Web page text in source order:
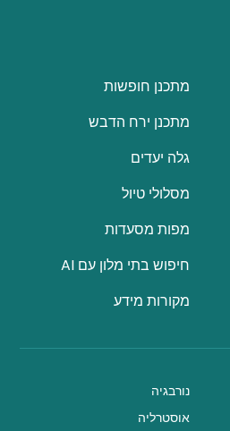
מתכנן חופשות
מתכנן ירח הדבש
גלה יעדים
מסלולי טיול
מפות מסעדות
חיפוש בתי מלון עם AI
מקורות מידע
נורבגיה
אוסטרליה